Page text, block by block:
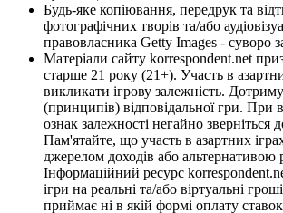
Будь-яке копіювання, передрук та
фотографічних творів та/або
правовласника Getty Images - суворо
Матеріали сайту korrespondent.net
старше 21 року (21+). Участь в
викликати ігрову залежність.
(принципів) відповідальної гри. При
ознак залежності негайно зверніться
Пам'ятайте, що участь в азартних
джерелом доходів або альтернативою
Інформаційний ресурс
ігри на реальні та/або віртуальні
приймає ні в якій формі оплату